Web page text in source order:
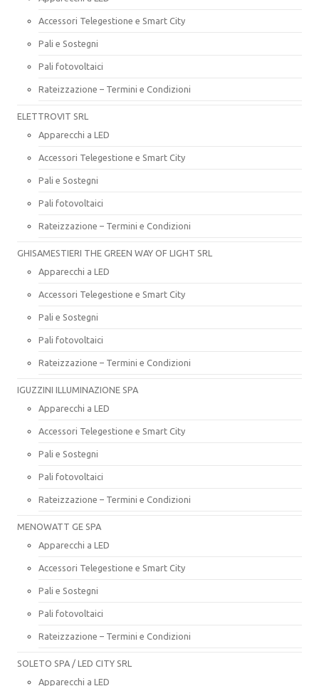
Accessori Telegestione e Smart City
Pali e Sostegni
Pali fotovoltaici
Rateizzazione – Termini e Condizioni
ELETTROVIT SRL
Apparecchi a LED
Accessori Telegestione e Smart City
Pali e Sostegni
Pali fotovoltaici
Rateizzazione – Termini e Condizioni
GHISAMESTIERI THE GREEN WAY OF LIGHT SRL
Apparecchi a LED
Accessori Telegestione e Smart City
Pali e Sostegni
Pali fotovoltaici
Rateizzazione – Termini e Condizioni
IGUZZINI ILLUMINAZIONE SPA
Apparecchi a LED
Accessori Telegestione e Smart City
Pali e Sostegni
Pali fotovoltaici
Rateizzazione – Termini e Condizioni
MENOWATT GE SPA
Apparecchi a LED
Accessori Telegestione e Smart City
Pali e Sostegni
Pali fotovoltaici
Rateizzazione – Termini e Condizioni
SOLETO SPA / LED CITY SRL
Apparecchi a LED